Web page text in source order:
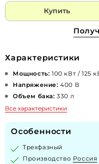
Купить
Характеристики
Мощность: 100 кВт / 125
Напряжение: 400 В
Объем бака: 330 л
Все характеристики
Особенности
Трехфазный
Производство Россия